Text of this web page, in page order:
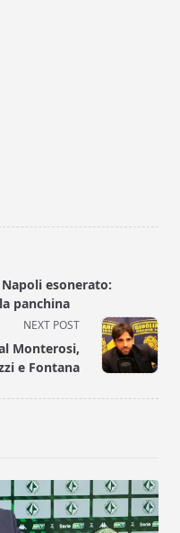
esonerato:
panchina
NEXT POST
Monterosi,
e Fontana